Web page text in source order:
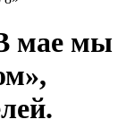
мае мы